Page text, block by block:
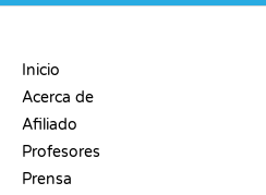
Inicio
Acerca de
Afiliado
Profesores
Prensa